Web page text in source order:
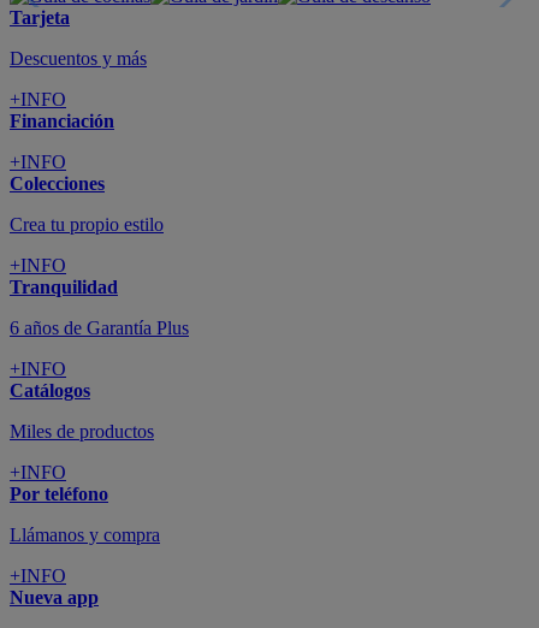
Tarjeta
Descuentos y más
+INFO
Financiación
+INFO
Colecciones
Crea tu propio estilo
+INFO
Tranquilidad
6 años de Garantía Plus
+INFO
Catálogos
Miles de productos
+INFO
Por teléfono
Llámanos y compra
+INFO
Nueva app